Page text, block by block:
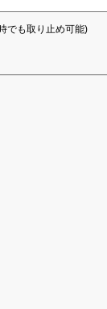
でも取り止め可能)